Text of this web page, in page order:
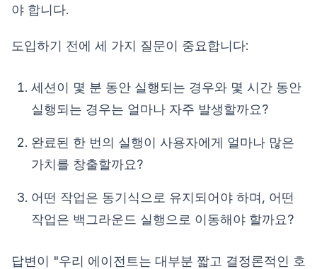
야 합니다.
도입하기 전에 세 가지 질문이 중요합니다:
세션이 몇 분 동안 실행되는 경우와 몇 시간 동안
실행되는 경우는 얼마나 자주 발생할까요?
완료된 한 번의 실행이 사용자에게 얼마나 많은
가치를 창출할까요?
어떤 작업은 동기식으로 유지되어야 하며, 어떤
작업은 백그라운드 실행으로 이동해야 할까요?
답변이 "우리 에이전트는 대부분 짧고 결정론적인 호